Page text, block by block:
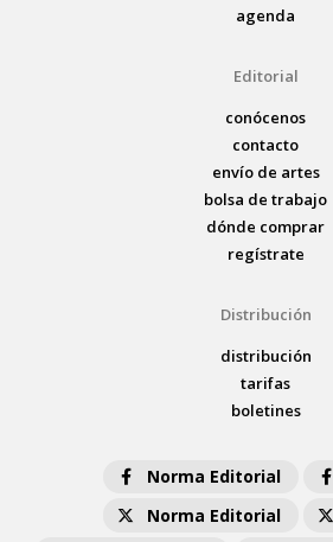
agenda
Editorial
conócenos
contacto
envío de artes
bolsa de trabajo
dónde comprar
regístrate
Distribución
distribución
tarifas
boletines
Norma Editorial
Norma Editorial